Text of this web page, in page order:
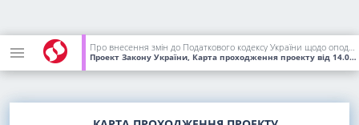
Про внесення змін до Податкового кодексу України щодо оподаткування операцій з віртуальними активами в Україні
Проект Закону України, Карта проходження проекту від 14.09.2018